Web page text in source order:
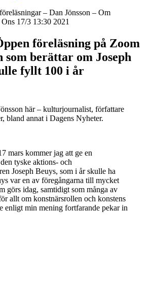
föreläsning på Zoom
som berättar om Joseph
fyllt 100 i år
här – kulturjournalist, författare
bland annat i Dagens Nyheter.
mars kommer jag att ge en
tyske aktions- och
Joseph Beuys, som i år skulle ha
var en av föregångarna till mycket
görs idag, samtidigt som många av
allt om konstnärsrollen och konstens
enligt min mening fortfarande pekar in